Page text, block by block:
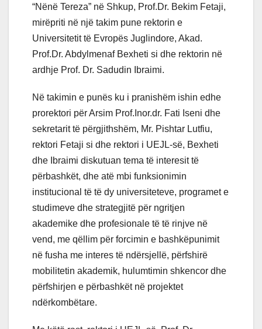
“Nënë Tereza” në Shkup, Prof.Dr. Bekim Fetaji,
mirëpriti në një takim pune rektorin e
Universitetit të Evropës Juglindore, Akad.
Prof.Dr. Abdylmenaf Bexheti si dhe rektorin në
ardhje Prof. Dr. Sadudin Ibraimi.
Në takimin e punës ku i pranishëm ishin edhe
prorektori për Arsim Prof.Inor.dr. Fati Iseni dhe
sekretarit të përgjithshëm, Mr. Pishtar Lutfiu,
rektori Fetaji si dhe rektori i UEJL-së, Bexheti
dhe Ibraimi diskutuan tema të interesit të
përbashkët, dhe atë mbi funksionimin
institucional të të dy universiteteve, programet e
studimeve dhe strategjitë për ngritjen
akademike dhe profesionale të të rinjve në
vend, me qëllim për forcimin e bashkëpunimit
në fusha me interes të ndërsjellë, përfshirë
mobilitetin akademik, hulumtimin shkencor dhe
përfshirjen e përbashkët në projektet
ndërkombëtare.